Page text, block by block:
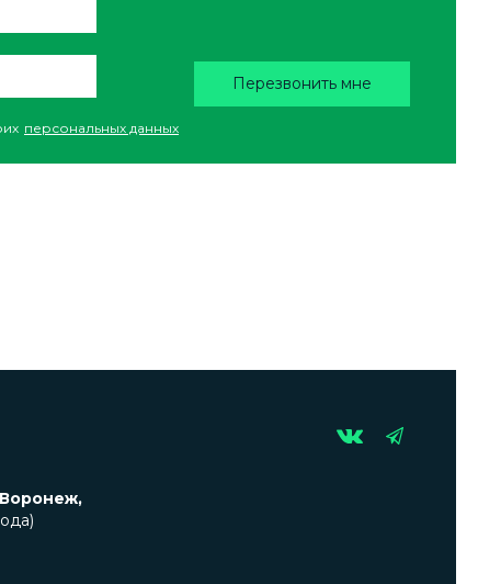
персональных данных
Перезвонить мне
Воронеж,